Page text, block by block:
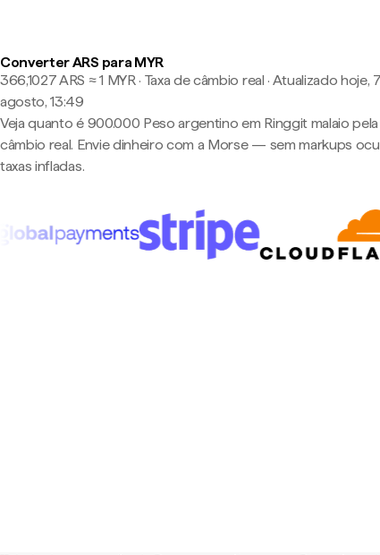
Converter ARS para MYR
366,1027 ARS ≈ 1 MYR · Taxa de câmbio real · Atualizado hoje,
agosto, 13:49
Veja quanto é 900.000 Peso argentino em Ringgit malaio
câmbio real. Envie dinheiro com a Morse — sem markups
taxas infladas.